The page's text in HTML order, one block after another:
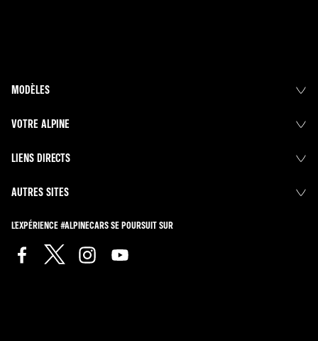
MODÈLES
VOTRE ALPINE
LIENS DIRECTS
AUTRES SITES
L'EXPÉRIENCE #ALPINECARS SE POURSUIT SUR